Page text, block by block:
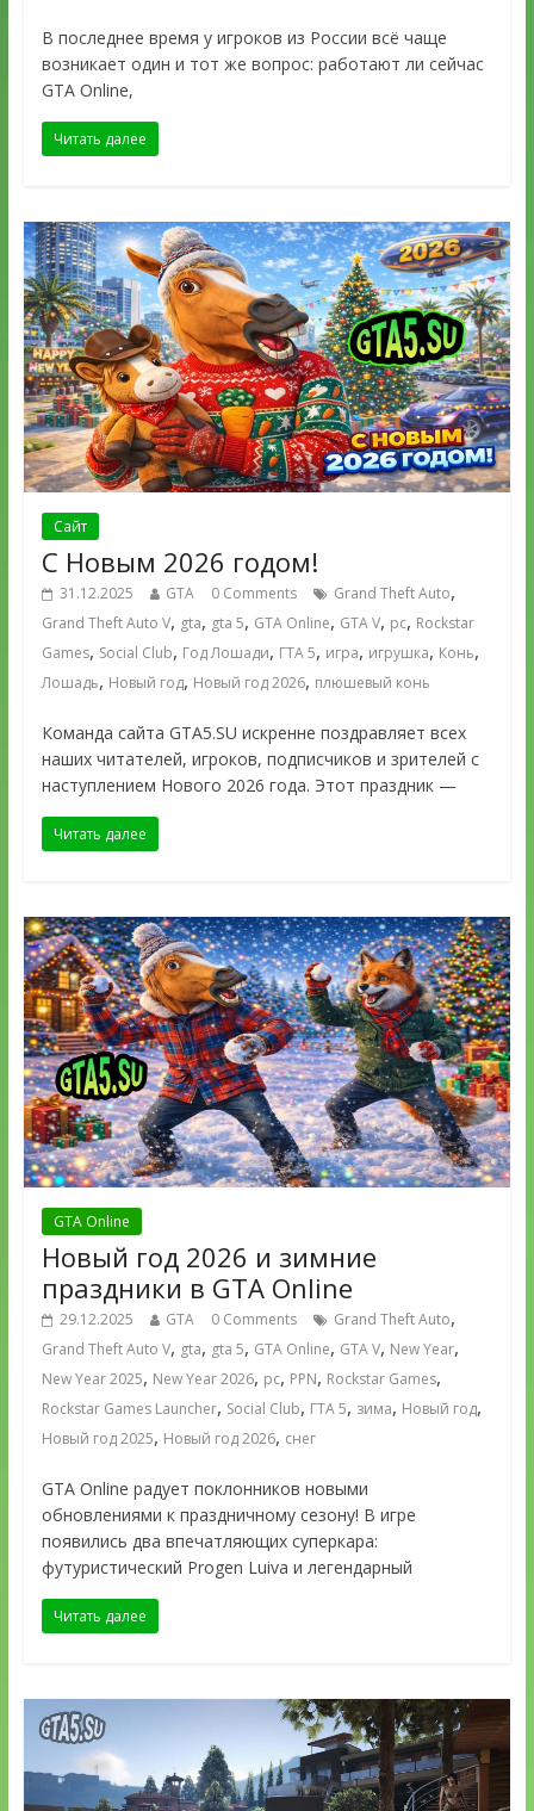
В последнее время у игроков из России всё чаще
возникает один и тот же вопрос: работают ли сейчас
GTA Online,
Читать далее
Сайт
С Новым 2026 годом!
31.12.2025 GTA 0 Comments Grand Theft Auto,
Grand Theft Auto V, gta, gta 5, GTA Online, GTA V, pc, Rockstar
Games, Social Club, Год Лошади, ГТА 5, игра, игрушка, Конь,
Лошадь, Новый год, Новый год 2026, плюшевый конь
Команда сайта GTA5.SU искренне поздравляет всех
наших читателей, игроков, подписчиков и зрителей с
наступлением Нового 2026 года. Этот праздник —
Читать далее
GTA Online
Новый год 2026 и зимние
праздники в GTA Online
29.12.2025 GTA 0 Comments Grand Theft Auto,
Grand Theft Auto V, gta, gta 5, GTA Online, GTA V, New Year,
New Year 2025, New Year 2026, pc, PPN, Rockstar Games,
Rockstar Games Launcher, Social Club, ГТА 5, зима, Новый год,
Новый год 2025, Новый год 2026, снег
GTA Online радует поклонников новыми
обновлениями к праздничному сезону! В игре
появились два впечатляющих суперкара:
футуристический Progen Luiva и легендарный
Читать далее